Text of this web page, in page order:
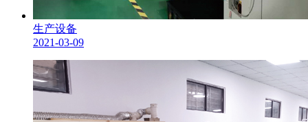
生产设备
2021-03-09